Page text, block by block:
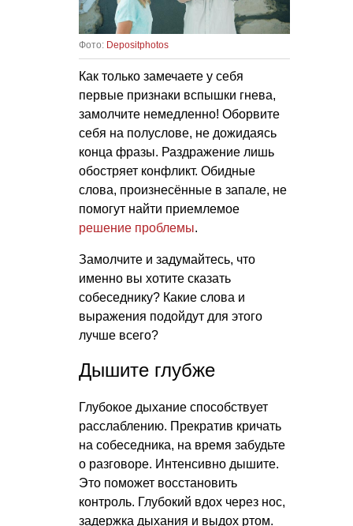
Фото: Depositphotos
Как только замечаете у себя
первые признаки вспышки гнева,
замолчите немедленно! Оборвите
себя на полуслове, не дожидаясь
конца фразы. Раздражение лишь
обостряет конфликт. Обидные
слова, произнесённые в запале, не
помогут найти приемлемое
решение проблемы.
Замолчите и задумайтесь, что
именно вы хотите сказать
собеседнику? Какие слова и
выражения подойдут для этого
лучше всего?
Дышите глубже
Глубокое дыхание способствует
расслаблению. Прекратив кричать
на собеседника, на время забудьте
о разговоре. Интенсивно дышите.
Это поможет восстановить
контроль. Глубокий вдох через нос,
задержка дыхания и выдох ртом.